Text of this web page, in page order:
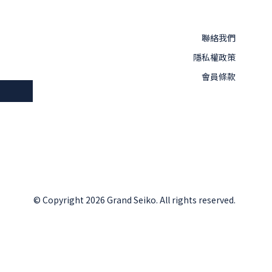
聯絡我們
隱私權政策
會員條款
© Copyright 2026 Grand Seiko. All rights reserved.